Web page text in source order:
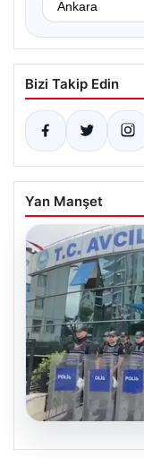
Bizi Takip Edin
Yan Manşet
05.08.2026